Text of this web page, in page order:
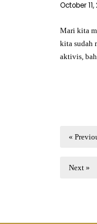
October
Mari kita
kita sudah
aktivis,
«
Next »